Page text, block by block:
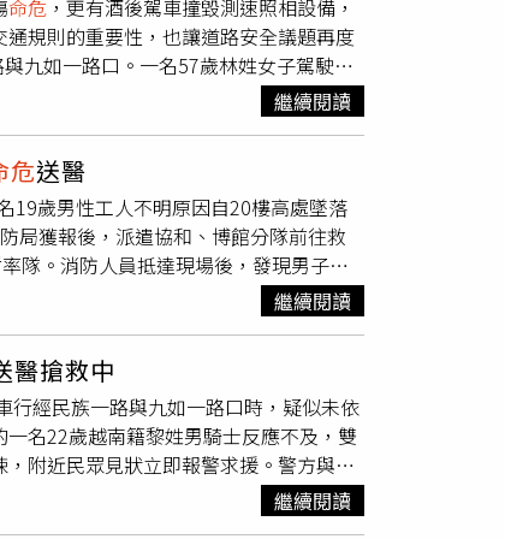
救護人員預防性送往竹北東元醫院接受
除與停放在屋內的電動機車有關，但真
機車及鋰電池設備充電時應使用原廠充
時影響逃生與救援，降低憾事再次發生
命危 ，更有酒後駕車撞毀測速照相設備，
規則的重要性，也讓道路安全議題再度
九如一路口。一名57歲林姓女子駕駛休
女疑似未依規定顯示方向燈，也未依右
車發生猛烈碰撞。強大的撞擊力讓黎男當
經救護人員緊急處置後送醫搶救，目前
管理處罰條例》，詳細事故責任及肇事
東縣東港鎮中正路三段與新厝路口。一
先撞斷路口固定測速照相桿，再一路衝
測速設備碎片散落四周，畫面十分驚
駕駛均意識清楚，分別因擦挫傷送醫治
男發生碰撞，事故發生後警方依法實施酒
，警方依公共危險罪將其移送屏東地檢
繼續閱讀
危送醫
19歲男性工人不明原因自20樓高處墜落
局獲報後，派遣協和、博館分隊前往救
隊。消防人員抵達現場後，發現男子倒
事故原因及責任歸屬仍待相關單位調查
繼續閱讀
醫搶救中
行經民族一路與九如一路口時，疑似未依
名22歲越南籍黎姓男騎士反應不及，雙
附近民眾見狀立即報警求援。警方與救
可見骨，且已失去生命跡象。救護人員
勢相當危急。至於林姓女駕駛則留在現場
繼續閱讀